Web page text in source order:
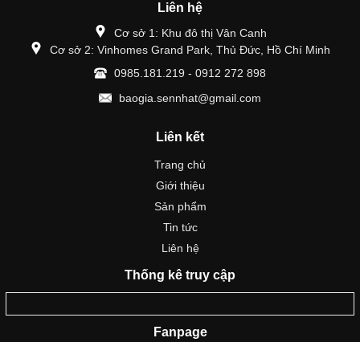
Liên hệ
Cơ sở 1: Khu đô thị Vân Canh
Cơ sở 2: Vinhomes Grand Park, Thủ Đức, Hồ Chí Minh
0985.181.219 - 0912 272 898
baogia.sennhat@gmail.com
Liên kết
Trang chủ
Giới thiệu
Sản phẩm
Tin tức
Liên hệ
Thống kê truy cập
Fanpage